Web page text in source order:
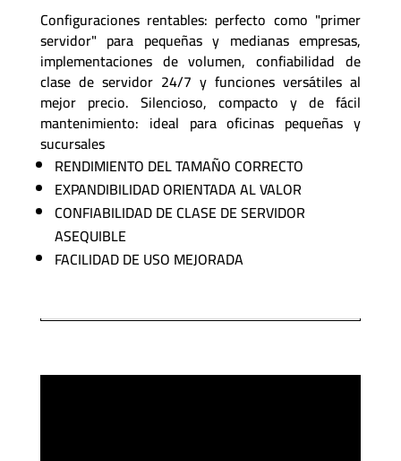
Configuraciones rentables: perfecto como "primer
servidor" para pequeñas y medianas empresas,
implementaciones de volumen, confiabilidad de
clase de servidor 24/7 y funciones versátiles al
mejor precio. Silencioso, compacto y de fácil
mantenimiento: ideal para oficinas pequeñas y
sucursales
RENDIMIENTO DEL TAMAÑO CORRECTO
EXPANDIBILIDAD ORIENTADA AL VALOR
CONFIABILIDAD DE CLASE DE SERVIDOR
ASEQUIBLE
FACILIDAD DE USO MEJORADA